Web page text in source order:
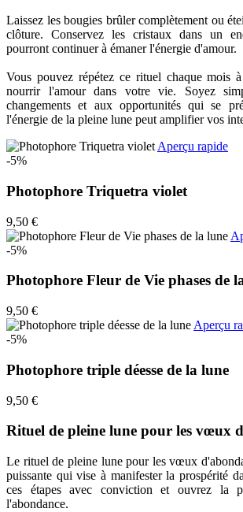
Laissez les bougies brûler complètement ou
clôture. Conservez les cristaux dans un
pourront continuer à émaner l'énergie d'amour.
Vous pouvez répétez ce rituel chaque mois
nourrir l'amour dans votre vie. Soyez
changements et aux opportunités qui se
l'énergie de la pleine lune peut amplifier vos
Aperçu rapide
-5%
Photophore Triquetra violet
9,50 €
-5%
Photophore Fleur de Vie phases de
9,50 €
Aperçu
-5%
Photophore triple déesse de la lune
9,50 €
Rituel de pleine lune pour les vœux
Le rituel de pleine lune pour les vœux
puissante qui vise à manifester la prospérité
ces étapes avec conviction et ouvrez la
l'abondance.